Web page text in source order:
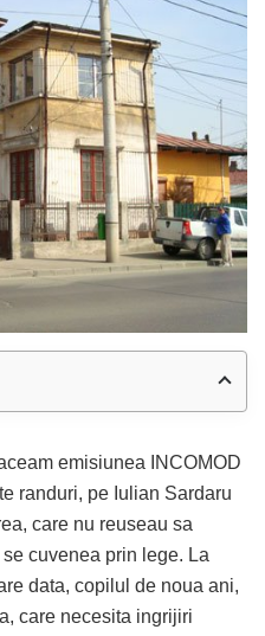
emisiunea INCOMOD
randuri, pe Iulian Sardaru
care nu reuseau sa
cuvenea prin lege. La
data, copilul de noua ani,
care necesita ingrijiri